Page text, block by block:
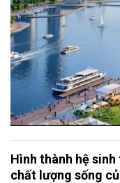
Hình thành hệ
chất lượng sống